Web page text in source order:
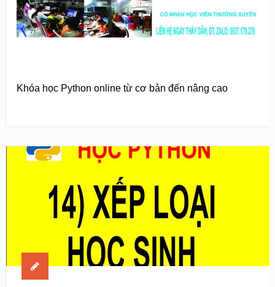
Khóa học Python online từ cơ bản đến nâng cao